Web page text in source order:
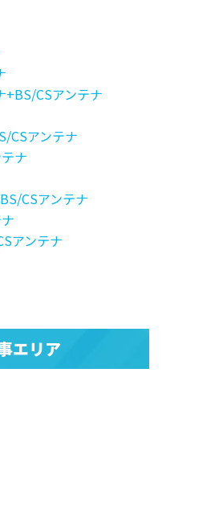
+BS/CSアンテナ
CSアンテナ
ナ
CSアンテナ
アンテナ
エリア